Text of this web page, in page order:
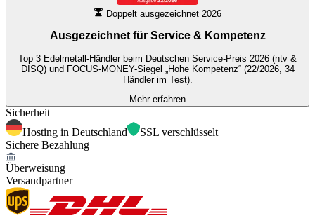
Doppelt ausgezeichnet 2026
Ausgezeichnet für Service & Kompetenz
Top 3 Edelmetall-Händler beim Deutschen Service-Preis 2026 (ntv &
DISQ) und FOCUS-MONEY-Siegel „Hohe Kompetenz“ (22/2026, 34
Händler im Test).
Mehr erfahren
Sicherheit
Hosting in Deutschland
SSL verschlüsselt
Sichere Bezahlung
Überweisung
Versandpartner